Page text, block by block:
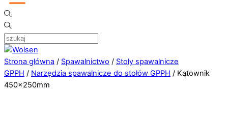
Strona główna / Spawalnictwo / Stoły spawalnicze
GPPH / Narzędzia spawalnicze do stołów GPPH / Kątownik
450x250mm